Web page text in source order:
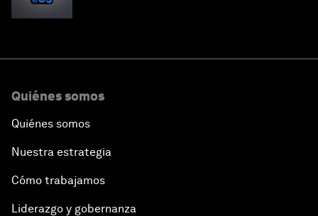
Quiénes somos
Quiénes somos
Nuestra estrategia
Cómo trabajamos
Liderazgo y gobernanza